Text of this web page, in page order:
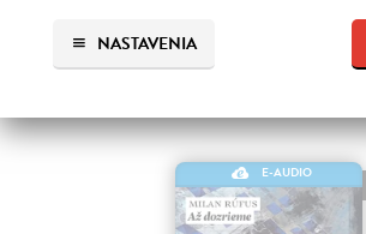
NASTAVENIA
E-AUDIO